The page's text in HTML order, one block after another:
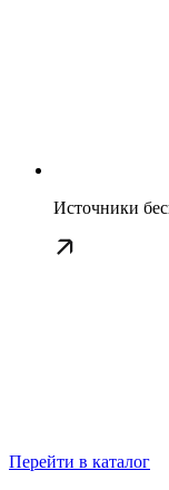
Источники
Перейти в каталог